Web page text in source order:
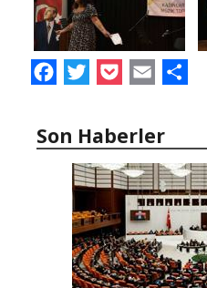
FacebookTwitterPocketEmail
Son Haberler